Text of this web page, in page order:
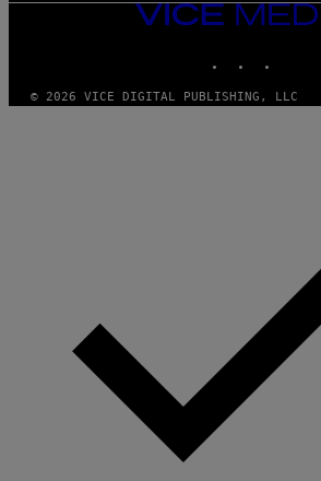
VICE
© 2026 VICE DIGITAL PUBLISHING, LLC